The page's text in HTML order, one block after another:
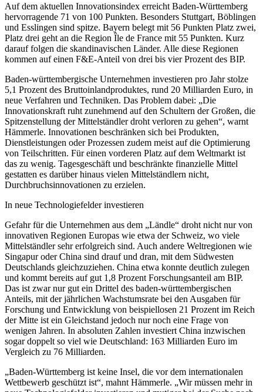
Auf dem aktuellen Innovationsindex erreicht Baden-Württemberg
hervorragende 71 von 100 Punkten. Besonders Stuttgart, Böblingen
und Esslingen sind spitze. Bayern belegt mit 56 Punkten Platz zwei,
Platz drei geht an die Region Île de France mit 55 Punkten. Kurz
darauf folgen die skandinavischen Länder. Alle diese Regionen
kommen auf einen F&E-Anteil von drei bis vier Prozent des BIP.
Baden-württembergische Unternehmen investieren pro Jahr stolze
5,1 Prozent des Bruttoinlandproduktes, rund 20 Milliarden Euro, in
neue Verfahren und Techniken. Das Problem dabei: „Die
Innovationskraft ruht zunehmend auf den Schultern der Großen, die
Spitzenstellung der Mittelständler droht verloren zu gehen“, warnt
Hämmerle. Innovationen beschränken sich bei Produkten,
Dienstleistungen oder Prozessen zudem meist auf die Optimierung
von Teilschritten. Für einen vorderen Platz auf dem Weltmarkt ist
das zu wenig. Tagesgeschäft und beschränkte finanzielle Mittel
gestatten es darüber hinaus vielen Mittelständlern nicht,
Durchbruchsinnovationen zu erzielen.
In neue Technologiefelder investieren
Gefahr für die Unternehmen aus dem „Ländle“ droht nicht nur von
innovativen Regionen Europas wie etwa der Schweiz, wo viele
Mittelständler sehr erfolgreich sind. Auch andere Weltregionen wie
Singapur oder China sind drauf und dran, mit dem Südwesten
Deutschlands gleichzuziehen. China etwa konnte deutlich zulegen
und kommt bereits auf gut 1,8 Prozent Forschungsanteil am BIP.
Das ist zwar nur gut ein Drittel des baden-württembergischen
Anteils, mit der jährlichen Wachstumsrate bei den Ausgaben für
Forschung und Entwicklung von beispiellosen 21 Prozent im Reich
der Mitte ist ein Gleichstand jedoch nur noch eine Frage von
wenigen Jahren. In absoluten Zahlen investiert China inzwischen
sogar doppelt so viel wie Deutschland: 163 Milliarden Euro im
Vergleich zu 76 Milliarden.
„Baden-Württemberg ist keine Insel, die vor dem internationalen
Wettbewerb geschützt ist“, mahnt Hämmerle. „Wir müssen mehr in